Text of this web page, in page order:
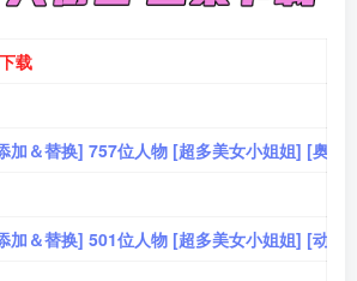
载
加＆替换] 757位人物 [超多美女小姐姐] [奥
加＆替换] 501位人物 [超多美女小姐姐] [动